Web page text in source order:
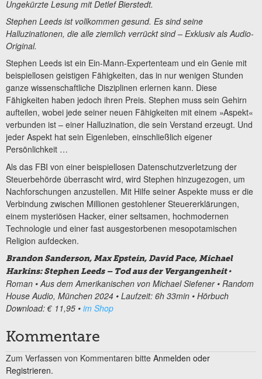
Ungekürzte Lesung mit Detlef Bierstedt.
Stephen Leeds ist vollkommen gesund. Es sind seine
Halluzinationen, die alle ziemlich verrückt sind – Exklusiv als Audio-
Original.
Stephen Leeds ist ein Ein-Mann-Expertenteam und ein Genie mit
beispiellosen geistigen Fähigkeiten, das in nur wenigen Stunden
ganze wissenschaftliche Disziplinen erlernen kann. Diese
Fähigkeiten haben jedoch ihren Preis. Stephen muss sein Gehirn
aufteilen, wobei jede seiner neuen Fähigkeiten mit einem »Aspekt«
verbunden ist – einer Halluzination, die sein Verstand erzeugt. Und
jeder Aspekt hat sein Eigenleben, einschließlich eigener
Persönlichkeit …
Als das FBI von einer beispiellosen Datenschutzverletzung der
Steuerbehörde überrascht wird, wird Stephen hinzugezogen, um
Nachforschungen anzustellen. Mit Hilfe seiner Aspekte muss er die
Verbindung zwischen Millionen gestohlener Steuererklärungen,
einem mysteriösen Hacker, einer seltsamen, hochmodernen
Technologie und einer fast ausgestorbenen mesopotamischen
Religion aufdecken.
Brandon Sanderson, Max Epstein, David Pace, Michael
Harkins: Stephen Leeds – Tod aus der Vergangenheit•
Roman • Aus dem Amerikanischen von Michael Siefener • Random
House Audio, München 2024 • Laufzeit: 6h 33min • Hörbuch
Download: € 11,95 • im Shop
Kommentare
Zum Verfassen von Kommentaren bitte Anmelden oder
Registrieren.